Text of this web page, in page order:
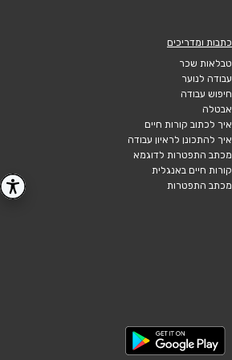
כתבות ומדריכים
טבלאות שכר
עבודה לנוער
חיפוש עבודה
אבטלה
איך לכתוב קורות חיים
איך להתכונן לראיון עבודה
מכתב התפטרות לדוגמא
קורות חיים באנגלית
מכתב התפטרות